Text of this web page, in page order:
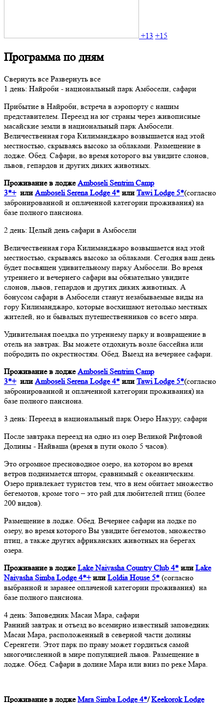
+13 +15
Программа по дням
Свернуть все Развернуть все
1 день: Найроби - национальный парк Амбосели, сафари
Прибытие в Найроби, встреча в аэропорту с нашим
представителем. Переезд на юг страны через живописные
масайские земли в национальный парк Амбосели.
Величественная гора Килиманджаро возвышается над этой
местностью, скрываясь высоко за облаками. Размещение в
лодже. Обед. Сафари, во время которого вы увидите слонов,
львов, гепардов и других диких животных.
Проживание в лоджеAmboseli Sentrim Camp
3*+или Amboseli Serena Lodge 4* или Tawi Lodge 5*(согласно
забронированной и оплаченной категории проживания) на
базе полного пансиона.
2 день: Целый день сафари в Амбосели
Величественная гора Килиманджаро возвышается над этой
местностью, скрываясь высоко за облаками. Сегодня ваш день
будет посвящен удивительному парку Амбосели. Во время
утреннего и вечернего сафари вы обязательно увидите
слонов, львов, гепардов и других диких животных. А
бонусом сафари в Амбосели станут незабываемые виды на
гору Килиманджаро, которые восхищают нетолько местных
жителей, но и бывалых путешественников со всего мира.
Удивительная поездка по утреннему парку и возвращение в
отель на завтрак. Вы можете отдохнуть возле бассейна или
побродить по окрестностям. Обед. Выезд на вечернее сафари.
Проживание в лоджеAmboseli Sentrim Camp
3*+или Amboseli Serena Lodge 4* или Tawi Lodge 5*(согласно
забронированной и оплаченной категории проживания) на
базе полного пансиона.
3 день: Переезд в национальный парк Озеро Накуру, сафари
После завтрака переезд на одно из озер Великой Рифтовой
Долины - Найваша (время в пути около 5 часов).
Это огромное пресноводное озеро, на котором во время
ветров поднимается шторм, сравнимый с океаническим.
Озеро привлекает туристов тем, что в нем обитает множество
бегемотов, кроме того – это рай для любителей птиц (более
200 видов).
Размещение в лодже. Обед. Вечернее сафари на лодке по
озеру, во время которого Вы увидите бегемотов, множество
птиц, а также других африканских животных на берегах
озера.
Проживание в лоджеLake Naivasha Country Club 4* или Lake
Naivasha Simba Lodge 4*+или Loldia House 5* (согласно
выбранной и заранее оплаченой категории проживания) на
базе полного пансиона.
4 день: Заповедник Масаи Мара, сафари
Ранний завтрак и отъезд во всемирно известный заповедник
Масаи Мара, расположенный в северной части долины
Серенгети. Этот парк по праву может гордиться самой
многочисленной в мире популяцией львов. Размещение в
лодже. Обед. Сафари в долине Мара или вниз по реке Мара.
Проживание в лоджеMara Simba Lodge 4*/Keekorok Lodge